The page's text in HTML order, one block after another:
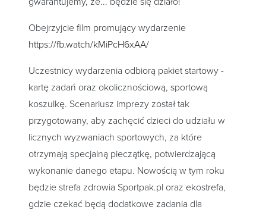
Obejrzyjcie film promujący wydarzenie
https://fb.watch/kMiPcH6xAA/
Uczestnicy wydarzenia odbiorą pakiet startowy -
kartę zadań oraz okolicznościową, sportową
koszulkę. Scenariusz imprezy został tak
przygotowany, aby zachęcić dzieci do udziału w
licznych wyzwaniach sportowych, za które
otrzymają specjalną pieczątkę, potwierdzającą
wykonanie danego etapu. Nowością w tym roku
będzie strefa zdrowia Sportpak.pl oraz ekostrefa,
gdzie czekać będą dodatkowe zadania dla